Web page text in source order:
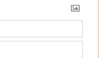
Name*
Email*